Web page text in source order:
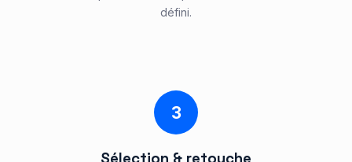
défini.
3